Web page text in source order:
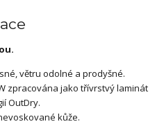
větru odolné a prodyšné.
zpracována jako třívrstvý laminát
OutDry.
kůže.